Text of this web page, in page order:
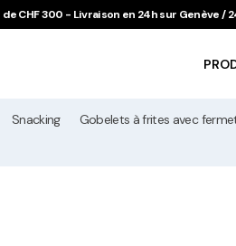
CHF 300 - Livraison en 24h sur Genève /
Snacking Gobelets à frites avec